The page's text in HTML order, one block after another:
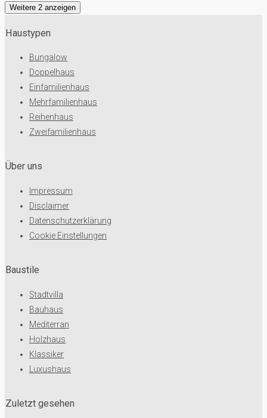
Weitere 2 anzeigen
Haustypen
Bungalow
Doppelhaus
Einfamilienhaus
Mehrfamilienhaus
Reihenhaus
Zweifamilienhaus
Baustile
Stadtvilla
Bauhaus
Mediterran
Holzhaus
Klassiker
Luxushaus
Über uns
Impressum
Disclaimer
Datenschutzerklärung
Cookie Einstellungen
Zuletzt gesehen